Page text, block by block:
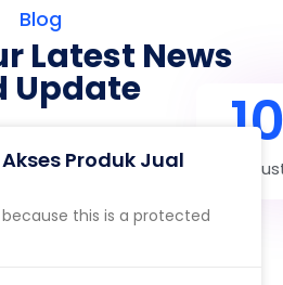
Blog
Latest News
Update
Produk Jual
this is a protected